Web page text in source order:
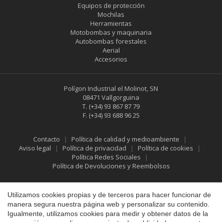
Equipos de protección
Mochilas
Herramientas
Motobombas y maquinaria
Autobombas forestales
Aerial
Accesorios
Polígon Industrial el Molinot, SN
08471 Vallgorguina
T. (+34) 93 867 87 79
F. (+34) 93 688 96 25
Contacto
Política de calidad y medioambiente
Aviso legal
Política de privacidad
Política de cookies
Política Redes Sociales
Política de Devoluciones y Reembolsos
Utilizamos cookies propias y de terceros para hacer funcionar de
manera segura nuestra página web y personalizar su contenido.
Igualmente, utilizamos cookies para medir y obtener datos de la
Guardar configuración